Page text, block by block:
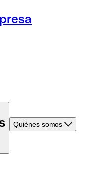
Quiénes somos